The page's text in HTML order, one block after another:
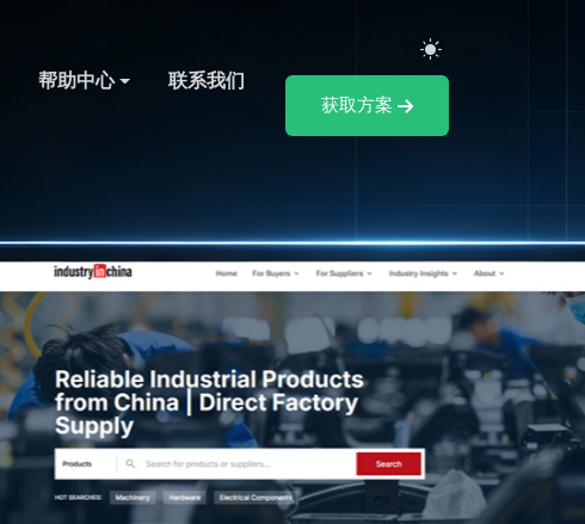
帮助中心 联系我们
获取方案